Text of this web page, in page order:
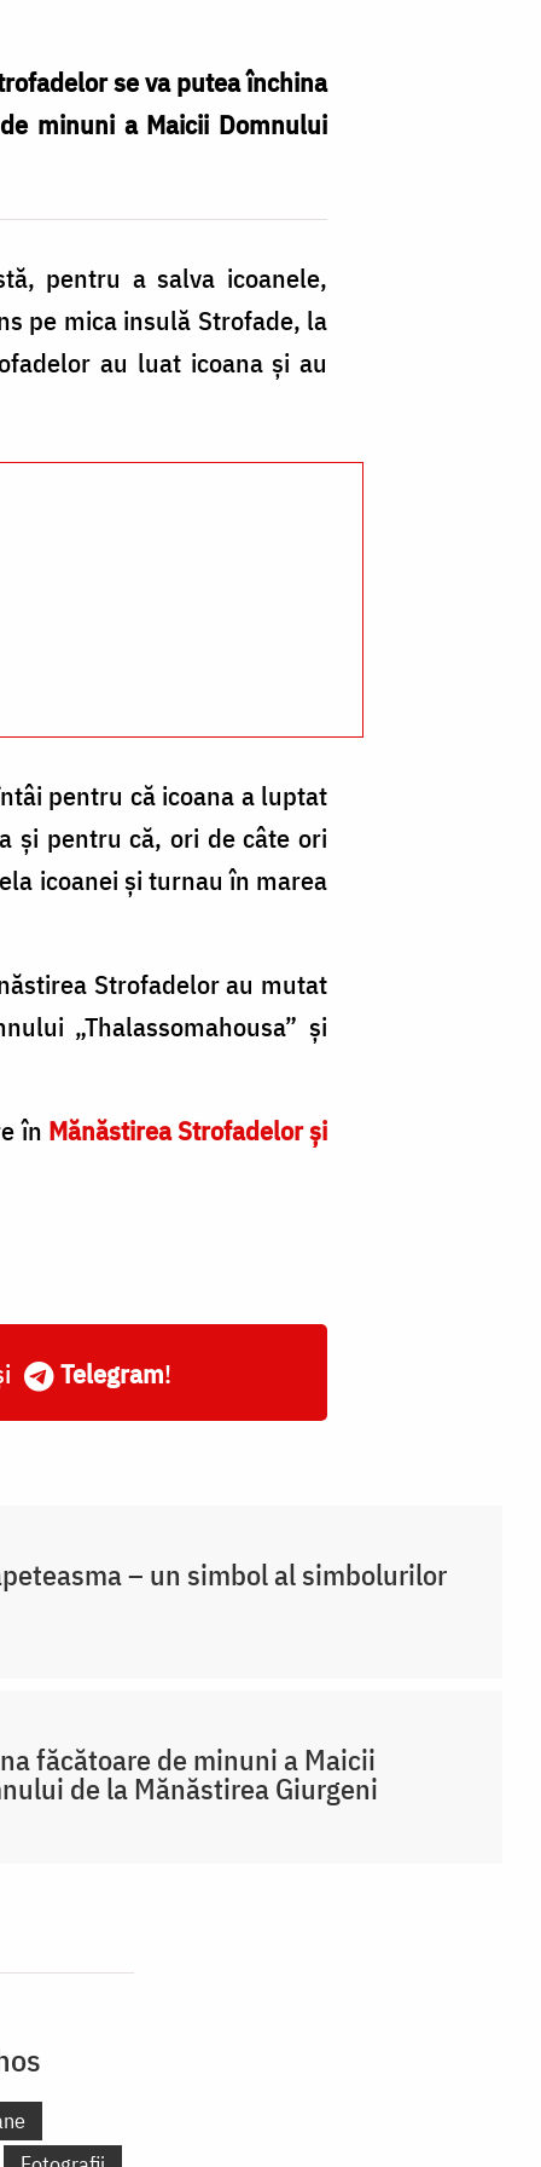
se va putea închina
minuni a Maicii Domnului
pentru a salva icoanele,
pe mica insulă Strofade, la
au luat icoana şi au
pentru că icoana a luptat
şi pentru că, ori de câte ori
icoanei și turnau în marea
Strofadelor au mutat
„Thalassomahousa” şi
în Mănăstirea Strofadelor şi
Telegram!
– un simbol al simbolurilor
făcătoare de minuni a Maicii
de la Mănăstirea Giurgeni